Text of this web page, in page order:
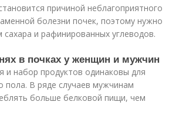
причиной неблагоприятного
болезни почек, поэтому нужно
сахара и рафинированных углеводов.
в почках у женщин и мужчин
и набор продуктов одинаковы для
пола. В ряде случаев мужчинам
больше белковой пищи, чем